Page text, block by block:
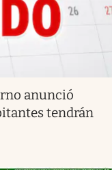
anunció
tendrán